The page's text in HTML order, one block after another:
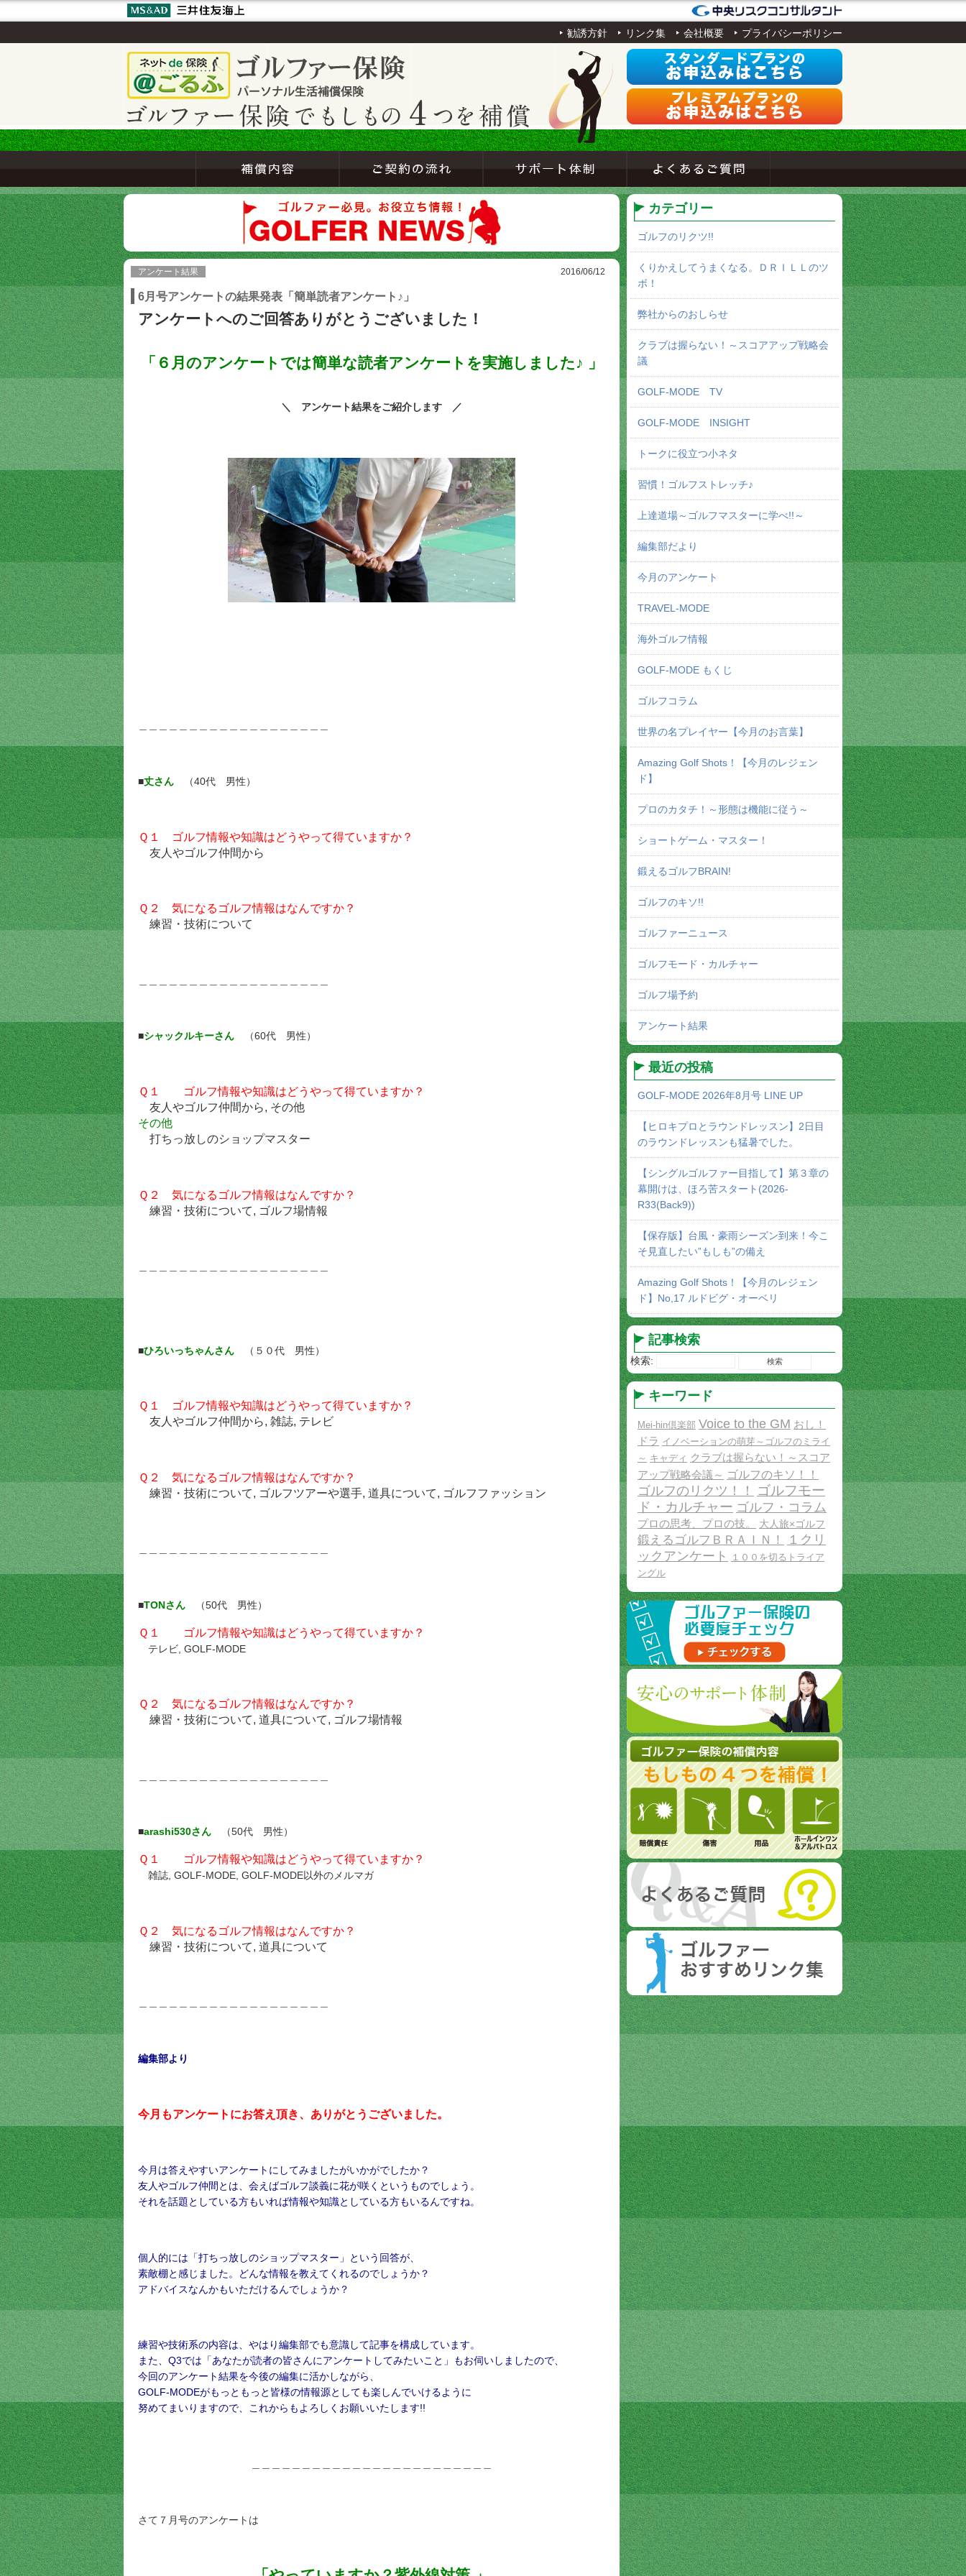
勧誘方針 リンク集 会社概要 プライバシーポリシー
カテゴリー
ゴルフのリクツ!!
くりかえしてうまくなる。ＤＲＩＬＬのツ
ボ！
弊社からのおしらせ
クラブは握らない！～スコアアップ戦略会
議
GOLF-MODE TV
GOLF-MODE INSIGHT
トークに役立つ小ネタ
習慣！ゴルフストレッチ♪
上達道場～ゴルフマスターに学べ!!～
編集部だより
今月のアンケート
TRAVEL-MODE
海外ゴルフ情報
GOLF-MODE もくじ
ゴルフコラム
世界の名プレイヤー【今月のお言葉】
Amazing Golf Shots！【今月のレジェン
ド】
プロのカタチ！～形態は機能に従う～
ショートゲーム・マスター！
鍛えるゴルフBRAIN!
ゴルフのキソ!!
ゴルファーニュース
ゴルフモード・カルチャー
ゴルフ場予約
アンケート結果
最近の投稿
GOLF-MODE 2026年8月号 LINE UP
【ヒロキプロとラウンドレッスン】2日目
のラウンドレッスンも猛暑でした。
【シングルゴルファー目指して】第３章の
幕開けは、ほろ苦スタート(2026-
R33(Back9))
【保存版】台風・豪雨シーズン到来！今こ
そ見直したい”もしも”の備え
Amazing Golf Shots！【今月のレジェン
ド】No,17 ルドビグ・オーベリ
記事検索
検索:
キーワード
Mei-hin倶楽部 Voice to the GM おし！
ドラ イノベーションの萌芽～ゴルフのミライ
～ キャディ クラブは握らない！～スコア
アップ戦略会議～ ゴルフのキソ！！
ゴルフのリクツ！！
ゴルフモー
ド・カルチャー ゴルフ・コラム
プロの思考、プロの技。 大人旅×ゴルフ
鍛えるゴルフＢＲＡＩＮ！
１クリ
ックアンケート
１００を切るトライア
ングル
アンケート結果 2016/06/12
6月号アンケートの結果発表「簡単読者アンケート♪」
アンケートへのご回答ありがとうございました！
「６月のアンケートでは簡単な読者アンケートを実施しました♪ 」
＼ アンケート結果をご紹介します ／
■丈さん （40代 男性）
Ｑ１ ゴルフ情報や知識はどうやって得ていますか？
友人やゴルフ仲間から
Ｑ２ 気になるゴルフ情報はなんですか？
練習・技術について
■シャックルキーさん （60代 男性）
Ｑ１ ゴルフ情報や知識はどうやって得ていますか？
友人やゴルフ仲間から, その他
その他
打ちっ放しのショップマスター
Ｑ２ 気になるゴルフ情報はなんですか？
練習・技術について, ゴルフ場情報
■ひろいっちゃんさん （５０代 男性）
Ｑ１ ゴルフ情報や知識はどうやって得ていますか？
友人やゴルフ仲間から, 雑誌, テレビ
Ｑ２ 気になるゴルフ情報はなんですか？
練習・技術について, ゴルフツアーや選手, 道具について, ゴルフファッション
■TONさん （50代 男性）
Ｑ１ ゴルフ情報や知識はどうやって得ていますか？
テレビ, GOLF-MODE
Ｑ２ 気になるゴルフ情報はなんですか？
練習・技術について, 道具について, ゴルフ場情報
■arashi530さん （50代 男性）
Ｑ１ ゴルフ情報や知識はどうやって得ていますか？
雑誌, GOLF-MODE, GOLF-MODE以外のメルマガ
Ｑ２ 気になるゴルフ情報はなんですか？
練習・技術について, 道具について
編集部より
今月もアンケートにお答え頂き、ありがとうございました。
今月は答えやすいアンケートにしてみましたがいかがでしたか？
友人やゴルフ仲間とは、会えばゴルフ談義に花が咲くというものでしょう。
それを話題としている方もいれば情報や知識としている方もいるんですね。
個人的には「打ちっ放しのショップマスター」という回答が、
素敵棚と感じました。どんな情報を教えてくれるのでしょうか？
アドバイスなんかもいただけるんでしょうか？
練習や技術系の内容は、やはり編集部でも意識して記事を構成しています。
また、Q3では「あなたが読者の皆さんにアンケートしてみたいこと」もお伺いしましたので、
今回のアンケート結果を今後の編集に活かしながら、
GOLF-MODEがもっともっと皆様の情報源としても楽しんでいけるように
努めてまいりますので、これからもよろしくお願いいたします!!
さて７月号のアンケートは